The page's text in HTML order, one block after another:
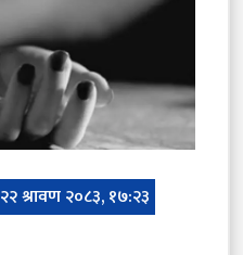
२२ श्रावण २०८३, १७:२३